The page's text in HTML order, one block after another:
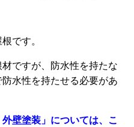
です。
ですが、防水性を持たな
水性を持たせる必要があ
壁塗装」については、こ